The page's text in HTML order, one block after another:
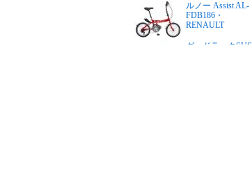
ルノー Assist AL-
FDB186・
RENAULT
グッドラックSUS